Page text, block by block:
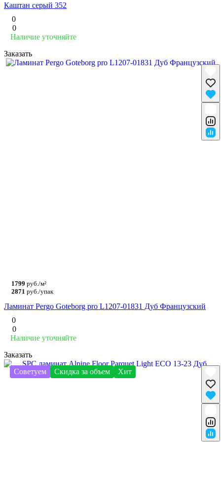
Каштан серый 352
0
0
Наличие уточняйте
Заказать
1799 руб./м²
2871 руб./упак
Ламинат Pergo Goteborg pro L1207-01831 Дуб Французский
0
0
Наличие уточняйте
Заказать
Советуем
Скидка за объем Хит